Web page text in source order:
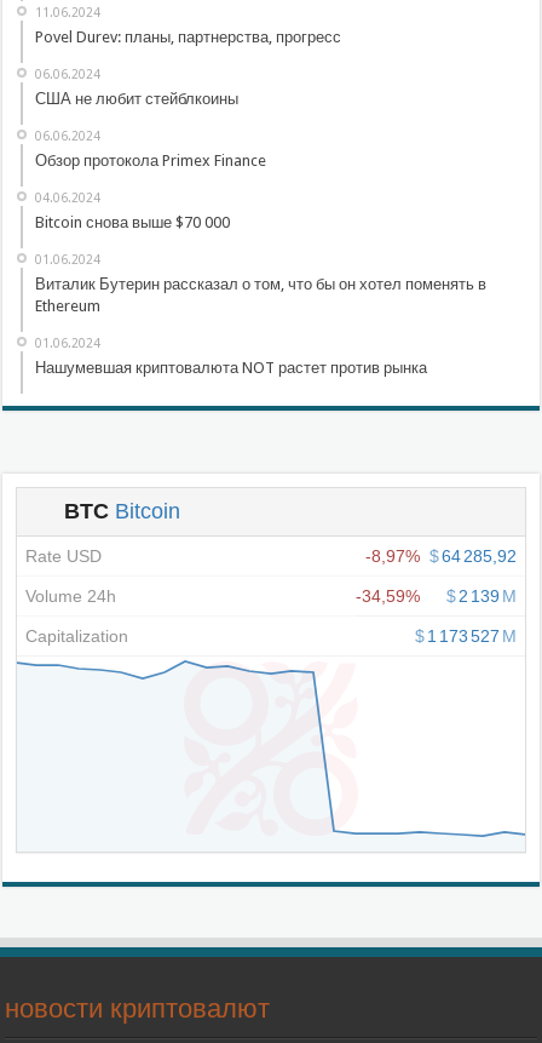
11.06.2024
Povel Durev: планы, партнерства, прогресс
06.06.2024
США не любит стейблкоины
06.06.2024
Обзор протокола Primex Finance
04.06.2024
Bitcoin снова выше $70 000
01.06.2024
Виталик Бутерин рассказал о том, что бы он хотел поменять в
Ethereum
01.06.2024
Нашумевшая криптовалюта NOT растет против рынка
новости криптовалют